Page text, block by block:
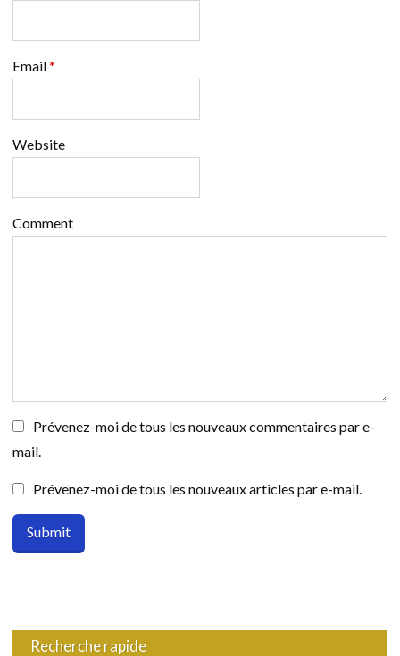
Email*
Website
Comment
Prévenez-moi de tous les nouveaux commentaires par e-
mail.
Prévenez-moi de tous les nouveaux articles par e-mail.
Recherche rapide